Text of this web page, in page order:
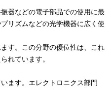
器などの電子部品での使用に最
リズムなどの光学機器に広く使
す。この分野の優位性は、これ
れています。
ます。エレクトロニクス部門